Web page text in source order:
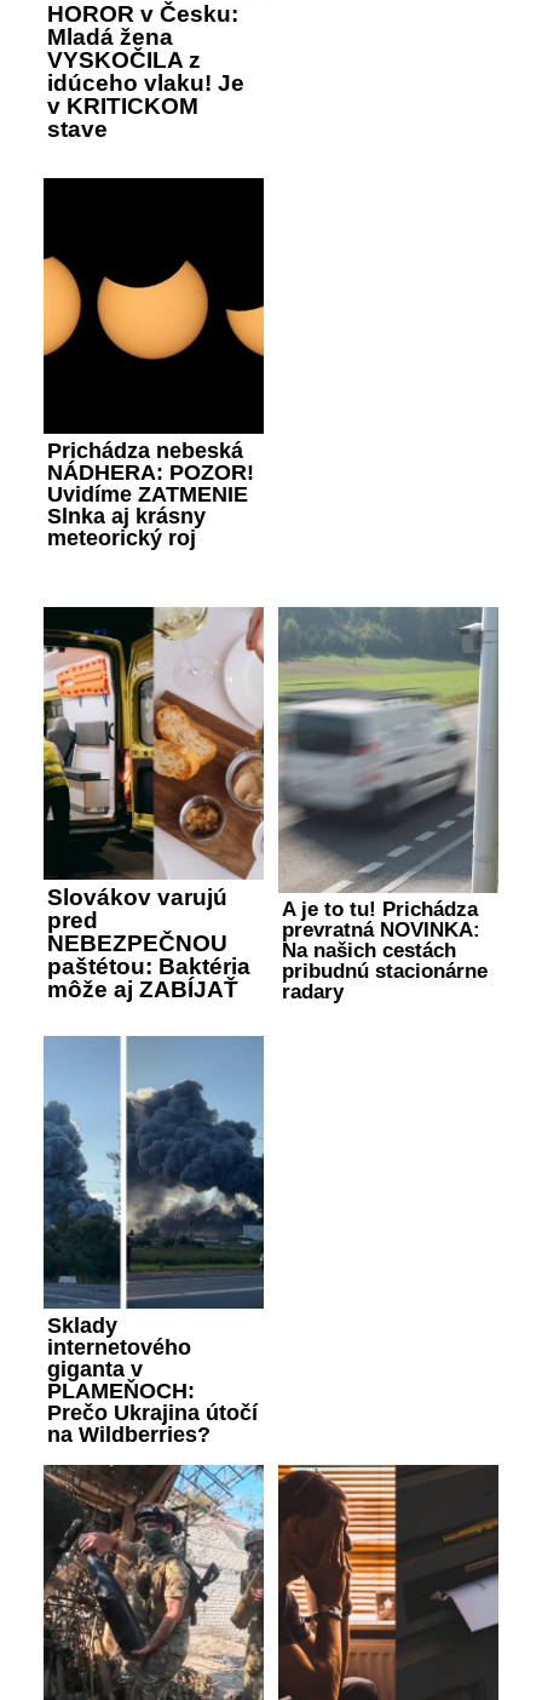
HOROR v Česku:
Mladá žena
VYSKOČILA z
idúceho vlaku! Je
v KRITICKOM
stave
Prichádza nebeská
NÁDHERA: POZOR!
Uvidíme ZATMENIE
Slnka aj krásny
meteorický roj
Slovákov varujú
pred
NEBEZPEČNOU
paštétou: Baktéria
môže aj ZABÍJAŤ
A je to tu! Prichádza
prevratná NOVINKA:
Na našich cestách
pribudnú stacionárne
radary
Sklady
internetového
giganta v
PLAMEŇOCH:
Prečo Ukrajina útočí
na Wildberries?